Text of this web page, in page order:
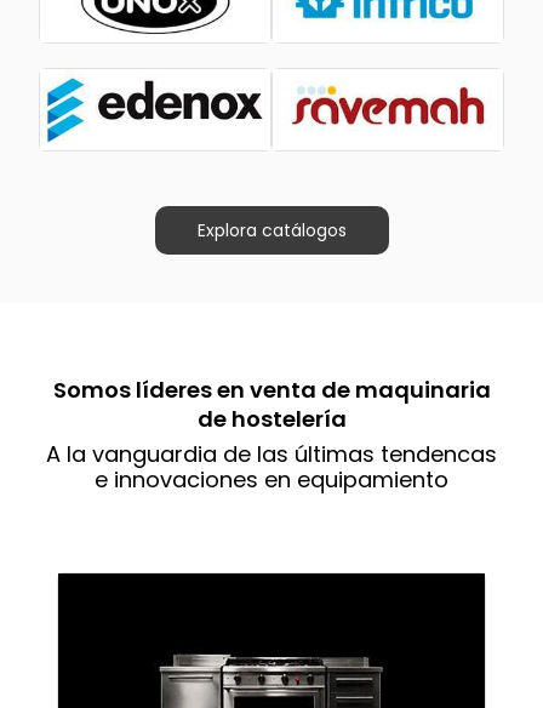
Explora catálogos
Somos líderes en venta de maquinaria
de hostelería
A la vanguardia de las últimas tendencas
e innovaciones en equipamiento